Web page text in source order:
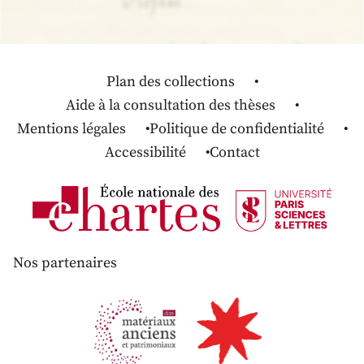
Plan des collections
Aide à la consultation des thèses
Mentions légales
Politique de confidentialité
Accessibilité
Contact
Nos partenaires